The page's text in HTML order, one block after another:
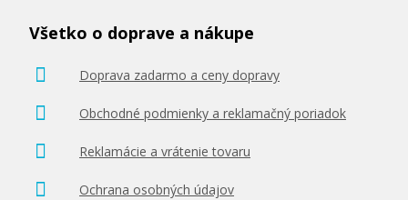
Všetko o doprave a nákupe
Doprava zadarmo a ceny dopravy
Obchodné podmienky a reklamačný poriadok
Reklamácie a vrátenie tovaru
Ochrana osobných údajov